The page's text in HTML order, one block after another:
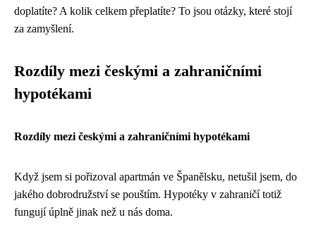
doplatíte? A kolik celkem přeplatíte? To jsou otázky, které stojí
za zamyšlení.
Rozdíly mezi českými a zahraničními
hypotékami
Rozdíly mezi českými a zahraničními hypotékami
Když jsem si pořizoval apartmán ve Španělsku, netušil jsem, do
jakého dobrodružství se pouštím. Hypotéky v zahraničí totiž
fungují úplně jinak než u nás doma.